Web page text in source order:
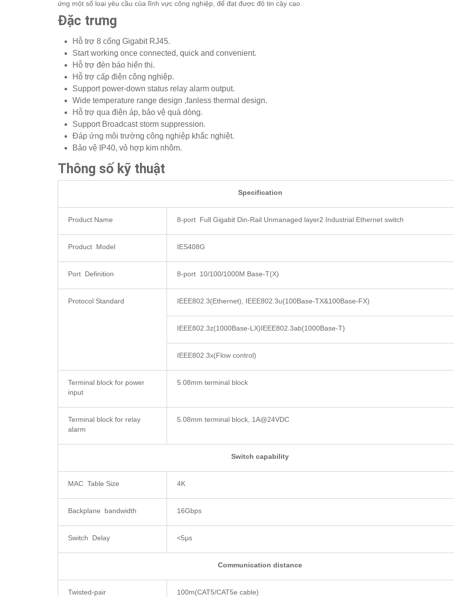
ứng một số loại yêu cầu của lĩnh vực công nghiệp, để đạt được độ tin cậy cao.
Đặc trưng
Hỗ trợ 8 cổng Gigabit RJ45.
Start working once connected, quick and convenient.
Hỗ trợ đèn báo hiển thị.
Hỗ trợ cấp điện công nghiệp.
Support power-down status relay alarm output.
Wide temperature range design ,fanless thermal design.
Hỗ trợ qua điện áp, bảo vệ quá dòng.
Support Broadcast storm suppression.
Đáp ứng môi trường công nghiệp khắc nghiệt.
Bảo vệ IP40, vỏ hợp kim nhôm.
Thông số kỹ thuật
Specification
Product Name 8-port Full Gigabit Din-Rail Unmanaged layer2 Industrial Ethernet switch
Product Model IES408G
Port Definition 8-port 10/100/1000M Base-T(X)
Protocol Standard IEEE802.3(Ethernet), IEEE802.3u(100Base-TX&100Base-FX)
IEEE802.3z(1000Base-LX)IEEE802.3ab(1000Base-T)
IEEE802.3x(Flow control)
Terminal block for power
input
5.08mm terminal block
Terminal block for relay
alarm
5.08mm terminal block, 1A@24VDC
Switch capability
MAC Table Size 4K
Backplane bandwidth 16Gbps
Switch Delay <5μs
Communication distance
Twisted-pair 100m(CAT5/CAT5e cable)